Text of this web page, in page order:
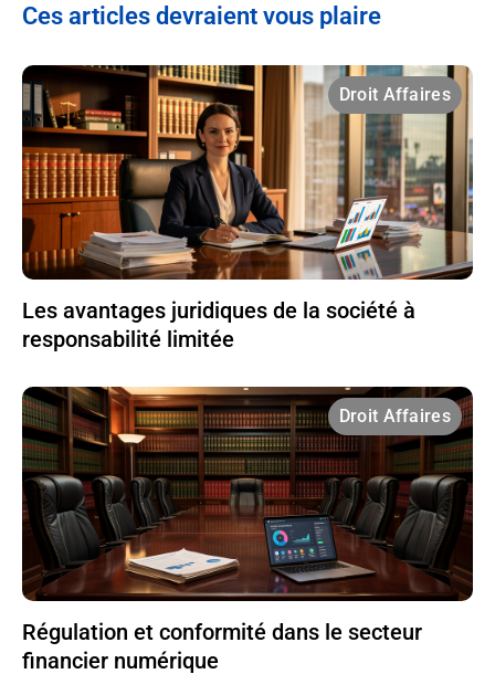
Ces articles devraient vous plaire
Droit Affaires
Les avantages juridiques de la société à
responsabilité limitée
Droit Affaires
Régulation et conformité dans le secteur
financier numérique